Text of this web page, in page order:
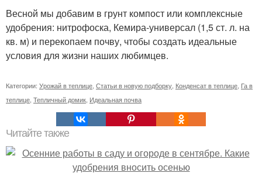
Весной мы добавим в грунт компост или комплексные
удобрения: нитрофоска, Кемира-универсал (1,5 ст. л. на
кв. м) и перекопаем почву, чтобы создать идеальные
условия для жизни наших любимцев.
Категории: Урожай в теплице Статьи в новую подборку Конденсат в теплице Га в
теплице Тепличный домик Идеальная почва
Читайте также